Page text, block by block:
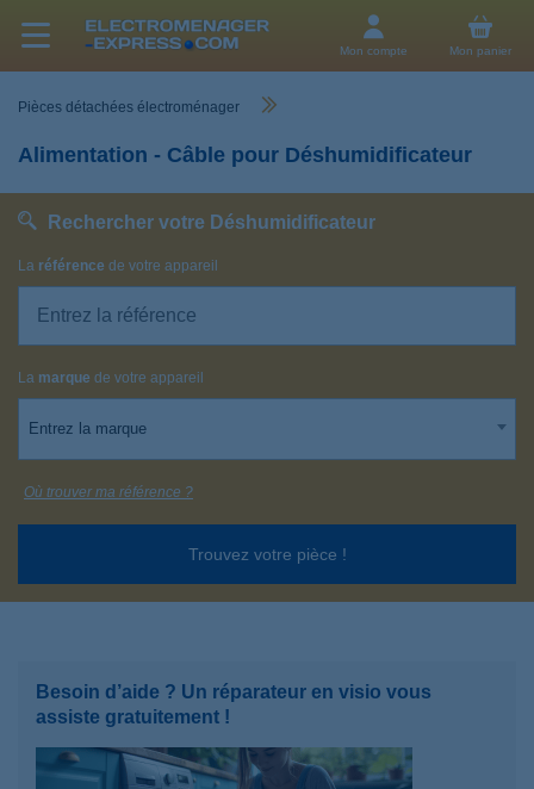
Mon compte Mon panier
Pièces détachées électroménager
Alimentation - Câble pour Déshumidificateur
Rechercher votre Déshumidificateur
La référence de votre appareil
La marque de votre appareil
Entrez la marque
Trouvez votre pièce !
Où trouver ma référence ?
Besoin d’aide ? Un réparateur en visio vous
assiste gratuitement !